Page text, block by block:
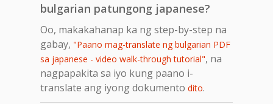
bulgarian patungong japanese?
Oo, makakahanap ka ng step-by-step na
gabay, "Paano mag-translate ng bulgarian PDF
sa japanese - video walk-through tutorial", na
nagpapakita sa iyo kung paano i-
translate ang iyong dokumento dito.